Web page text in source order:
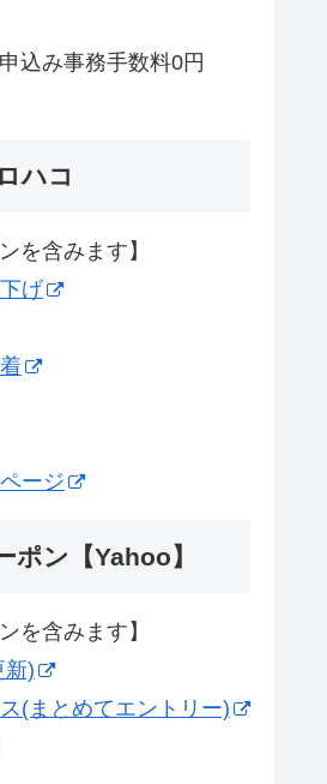
込み事務手数料0円
ハコ
を含みます】
げ
ージ
ポン【Yahoo】
を含みます】
新)
(まとめてエントリー)